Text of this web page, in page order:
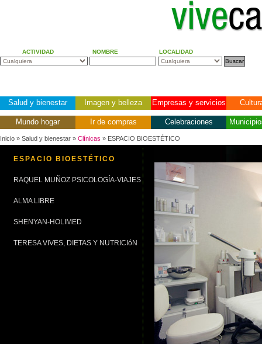
ACTIVIDAD NOMBRE LOCALIDAD
Salud y bienestar Imagen y belleza Empresas y servicios
Mundo hogar Ir de compras Celebraciones
Inicio » Salud y bienestar » Clínicas » ESPACIO BIOESTÉTICO
ESPACIO BIOESTÉTICO
RAQUEL MUÑOZ PSICOLOGÍA-VIAJES
ALMA LIBRE
SHENYAN-HOLIMED
TERESA VIVES, DIETAS Y NUTRICIóN